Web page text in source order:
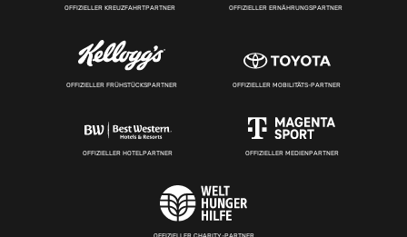
OFFIZIELLER KREUZFAHRTPARTNER OFFIZIELLER ERNÄHRUNGSPARTNER
OFFIZIELLER FRÜHSTÜCKSPARTNER OFFIZIELLER MOBILITÄTS-PARTNER
OFFIZIELLER HOTELPARTNER OFFIZIELLER MEDIENPARTNER